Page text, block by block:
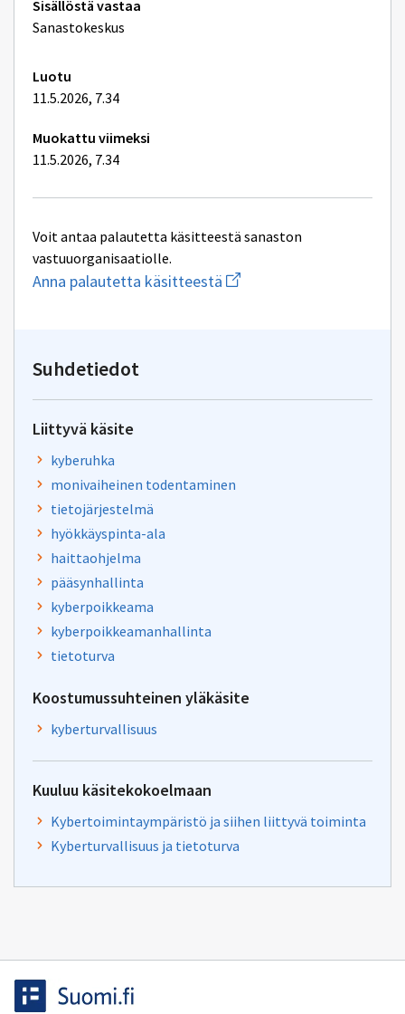
lisätiedot
Sisällöstä vastaa
Sanastokeskus
Luotu
11.5.2026, 7.34
Muokattu viimeksi
11.5.2026, 7.34
Voit antaa palautetta käsitteestä sanaston
vastuuorganisaatiolle.
Anna palautetta käsitteestä Aloita
uuden
Suhdetiedot
Liittyvä käsite
kyberuhka
monivaiheinen todentaminen
tietojärjestelmä
hyökkäyspinta-ala
haittaohjelma
pääsynhallinta
kyberpoikkeama
kyberpoikkeamanhallinta
tietoturva
Koostumussuhteinen yläkäsite
kyberturvallisuus
Kuuluu käsitekokoelmaan
Kybertoimintaympäristö ja siihen liittyvä toiminta
Kyberturvallisuus ja tietoturva